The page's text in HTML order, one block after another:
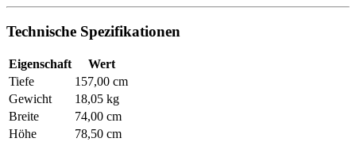
Technische Spezifikationen
Eigenschaft
Wert
Tiefe
157,00 cm
Gewicht
18,05 kg
Breite
74,00 cm
Höhe
78,50 cm